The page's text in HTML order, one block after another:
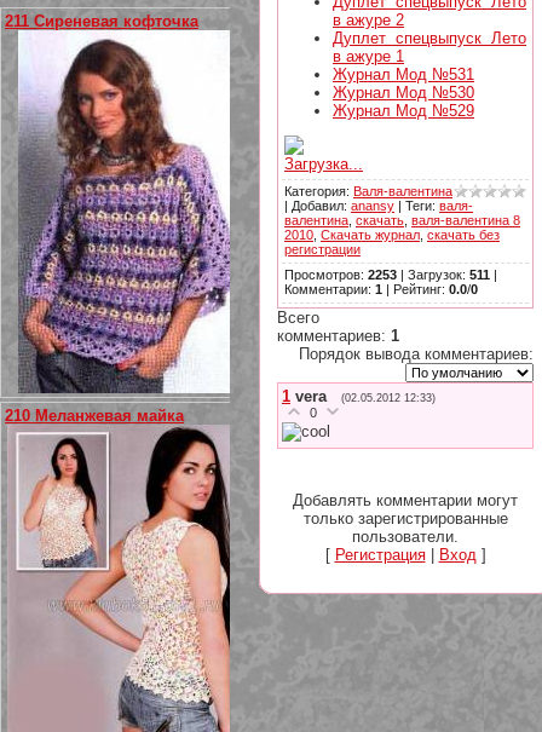
211 Сиреневая кофточка
210 Меланжевая майка
в ажуре 2
Дуплет спецвыпуск Лето
в ажуре 1
Журнал Мод №531
Журнал Мод №530
Журнал Мод №529
Загрузка...
Категория: Валя-валентина
| Добавил: anansy | Теги: валя-
валентина скачать валя-валентина 8
2010 Скачать журнал скачать без
регистрации
Просмотров: 2253 | Загрузок: 511 |
Комментарии: 1 | Рейтинг: 0.0/0
Всего
комментариев: 1
Порядок вывода комментариев:
1 vera (02.05.2012 12:33)
0
Добавлять комментарии могут
только зарегистрированные
пользователи.
[ Регистрация| Вход]